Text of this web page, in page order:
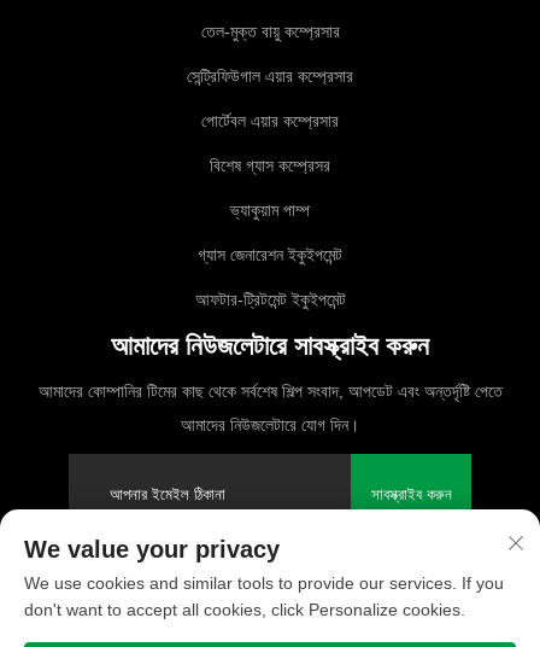
তেল-মুক্ত বায়ু কম্প্রেসার
সেন্ট্রিফিউগাল এয়ার কম্প্রেসার
পোর্টেবল এয়ার কম্প্রেসার
বিশেষ গ্যাস কম্প্রেসর
ভ্যাকুয়াম পাম্প
গ্যাস জেনারেশন ইকুইপমেন্ট
আফটার-ট্রিটমেন্ট ইকুইপমেন্ট
আমাদের নিউজলেটারে সাবস্ক্রাইব করুন
আমাদের কোম্পানির টিমের কাছ থেকে সর্বশেষ শিল্প সংবাদ, আপডেট এবং অন্তর্দৃষ্টি পেতে
আমাদের নিউজলেটারে যোগ দিন।
সাবস্ক্রাইব করুন
কপিরাইট © 2025 PUFCO কম্প্রেসার (শাংহাই) কোং, লিমিটেড। সমস্ত অধিকার সংরক্ষিত
We value your privacy
We use cookies and similar tools to provide our services. If you
don't want to accept all cookies, click Personalize cookies.